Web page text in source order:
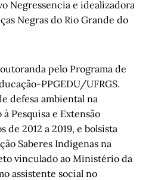
Negressencia e idealizadora
Negras do Rio Grande do
pelo Programa de
PPGEDU/UFRGS.
defesa ambiental na
Pesquisa e Extensão
de 2012 a 2019, e bolsista
Saberes Indígenas na
vinculado ao Ministério da
assistente social no